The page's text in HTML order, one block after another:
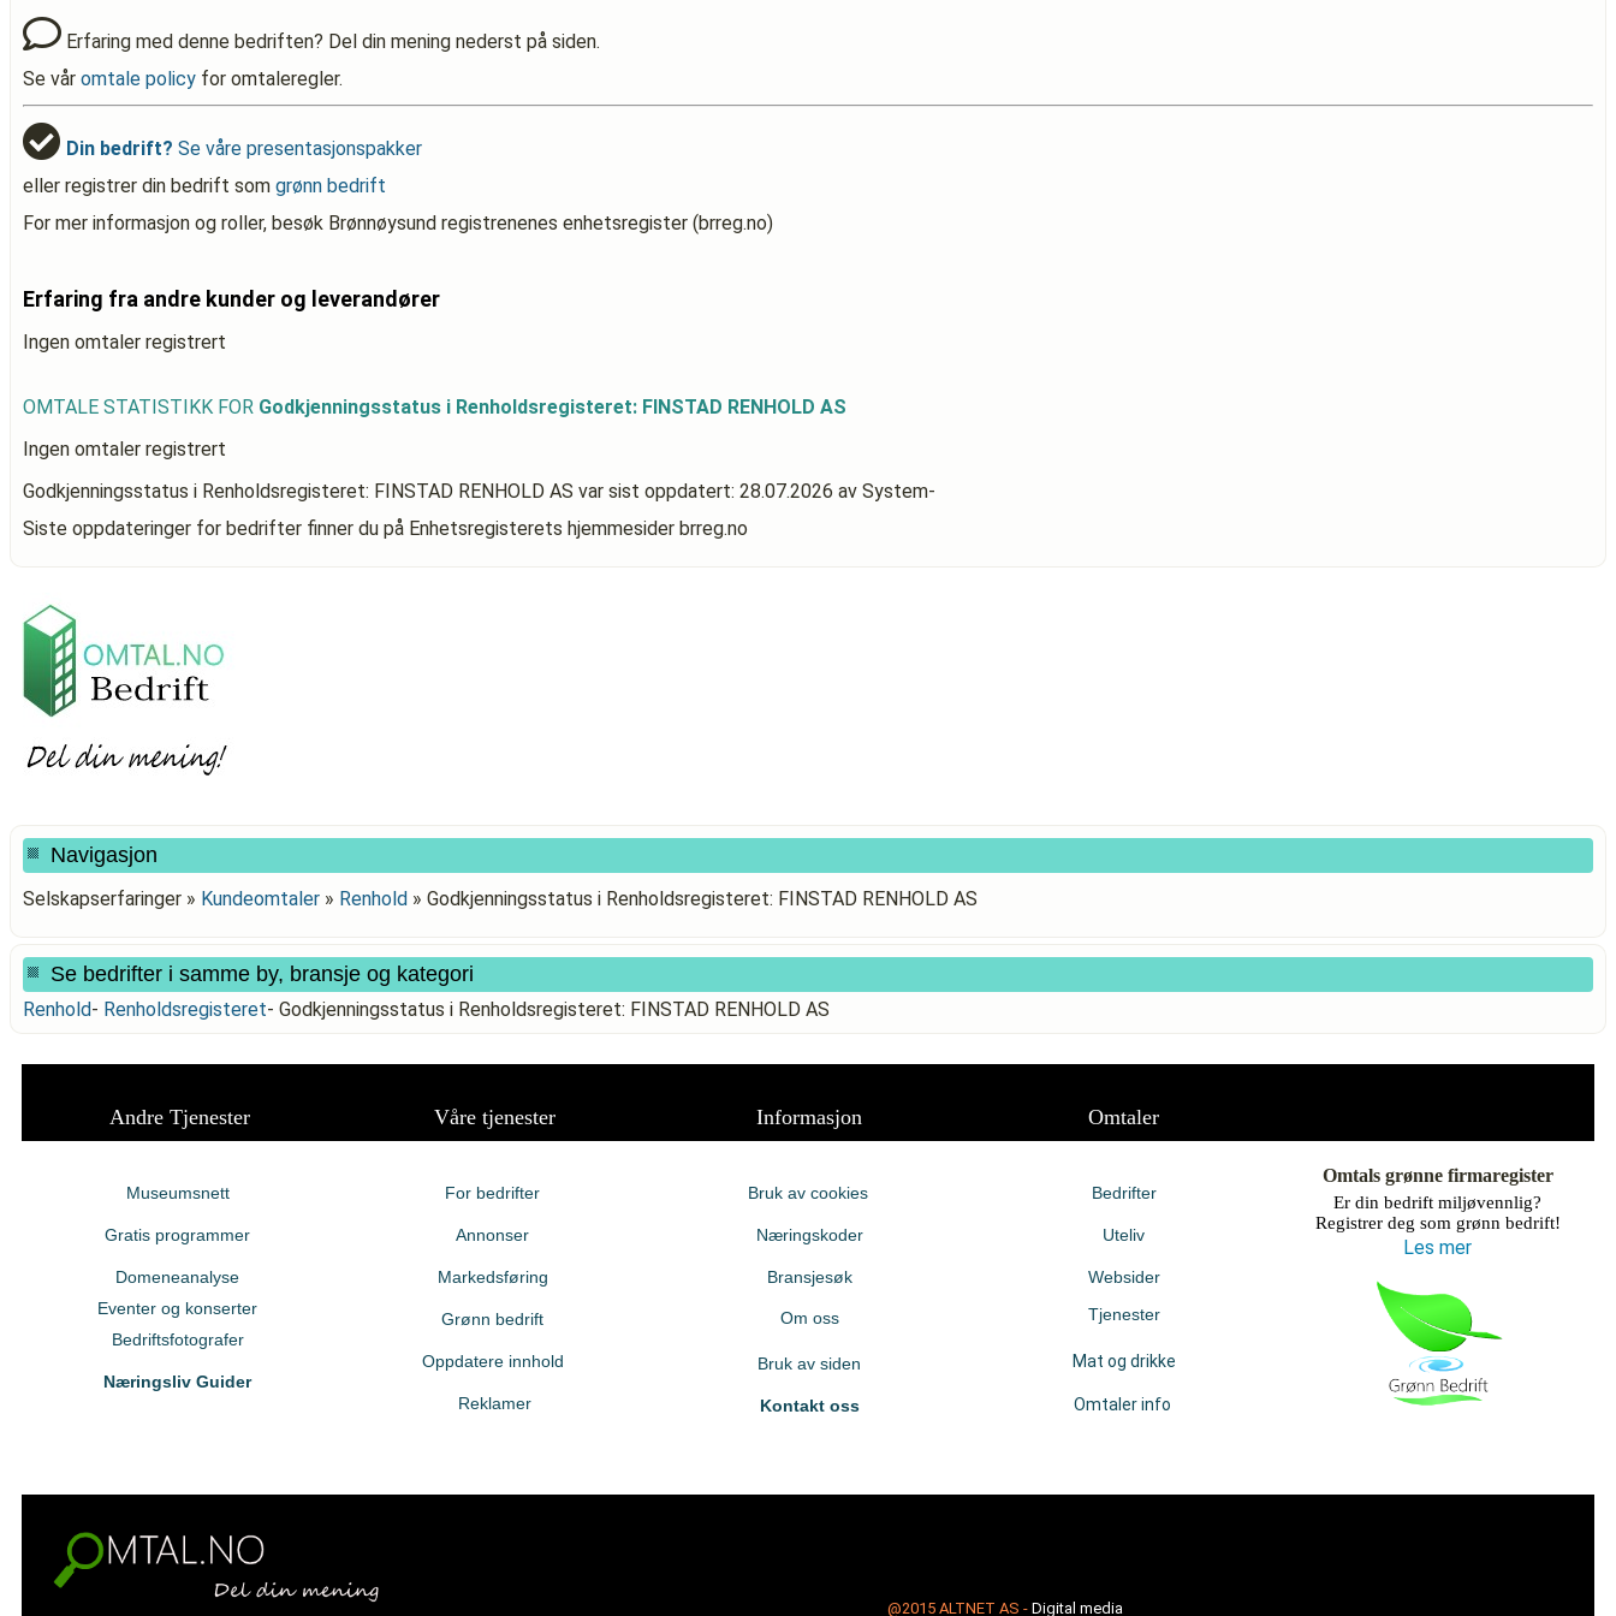
Erfaring med denne bedriften? Del din mening nederst på siden.
Se vår omtale policy for omtaleregler.
Din bedrift? Se våre presentasjonspakker
eller registrer din bedrift som grønn bedrift
For mer informasjon og roller, besøk Brønnøysund registrenenes enhetsregister (brreg.no)
Erfaring fra andre kunder og leverandører
Ingen omtaler registrert
OMTALE STATISTIKK FOR Godkjenningsstatus i Renholdsregisteret: FINSTAD RENHOLD AS
Ingen omtaler registrert
Godkjenningsstatus i Renholdsregisteret: FINSTAD RENHOLD AS var sist oppdatert: 28.07.2026 av System-
Siste oppdateringer for bedrifter finner du på Enhetsregisterets hjemmesider brreg.no
Navigasjon
Selskapserfaringer » Kundeomtaler » Renhold » Godkjenningsstatus i Renholdsregisteret: FINSTAD RENHOLD AS
Se bedrifter i samme by, bransje og kategori
Renhold- Renholdsregisteret- Godkjenningsstatus i Renholdsregisteret: FINSTAD RENHOLD AS
Andre Tjenester Våre tjenester Informasjon Omtaler
Museumsnett
Gratis programmer
Domeneanalyse
Eventer og konserter
Bedriftsfotografer
Næringsliv Guider
For bedrifter
Annonser
Markedsføring
Grønn bedrift
Oppdatere innhold
Reklamer
Bruk av cookies
Næringskoder
Bransjesøk
Om oss
Bruk av siden
Kontakt oss
Bedrifter
Uteliv
Websider
Tjenester
Mat og drikke
Omtaler info
Omtals grønne firmaregister
Er din bedrift miljøvennlig?
Registrer deg som grønn bedrift!
Les mer
@2015 ALTNET AS - Digital media